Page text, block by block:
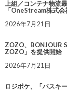
上組／コンテナ物流
「OneStream株式
2026年7月21日
ZOZO、BONJOUR
ZOZO」を提供開始
2026年7月21日
ロジポケ、「パスキ